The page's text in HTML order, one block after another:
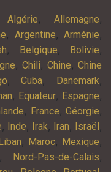
Algérie, Allemagne,
, Argentine, Arménie,
, Belgique, Bolivie,
, Chili, Chine, Chine
,Cuba, Danemark,
, Equateur, Espagne,
, France,Géorgie,
, Inde, Irak, Iran, Israël ,
Liban, Maroc, Mexique,
Nord-Pas-de-Calais,